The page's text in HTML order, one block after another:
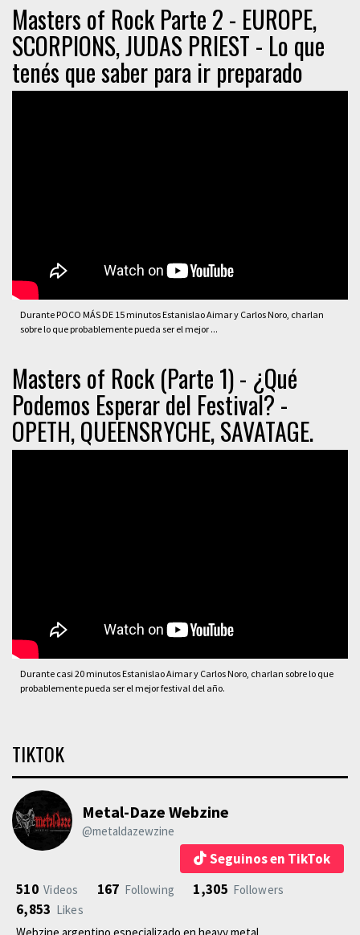
Masters of Rock Parte 2 - EUROPE,
SCORPIONS, JUDAS PRIEST - Lo que
tenés que saber para ir preparado
Durante POCO MÁS DE 15 minutos Estanislao Aimar y Carlos Noro, charlan
sobre lo que probablemente pueda ser el mejor ...
Masters of Rock (Parte 1) - ¿Qué
Podemos Esperar del Festival? -
OPETH, QUEENSRYCHE, SAVATAGE.
Durante casi 20 minutos Estanislao Aimar y Carlos Noro, charlan sobre lo que
probablemente pueda ser el mejor festival del año.
TIKTOK
Metal-Daze Webzine
@metaldazewzine
Seguinos en TikTok
510 Videos 167 Following 1,305 Followers
6,853 Likes